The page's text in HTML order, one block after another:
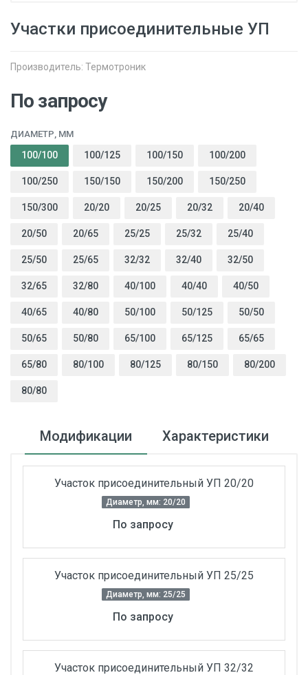
Участки присоединительные УП
Производитель: Термотроник
По запросу
ДИАМЕТР, ММ
100/100 100/125 100/150 100/200
100/250 150/150 150/200 150/250
150/300 20/20 20/25 20/32 20/40
20/50 20/65 25/25 25/32 25/40
25/50 25/65 32/32 32/40 32/50
32/65 32/80 40/100 40/40 40/50
40/65 40/80 50/100 50/125 50/50
50/65 50/80 65/100 65/125 65/65
65/80 80/100 80/125 80/150 80/200
80/80
Модификации Характеристики
Участок присоединительный УП 20/20
Диаметр, мм: 20/20
По запросу
Участок присоединительный УП 25/25
Диаметр, мм: 25/25
По запросу
Участок присоединительный УП 32/32